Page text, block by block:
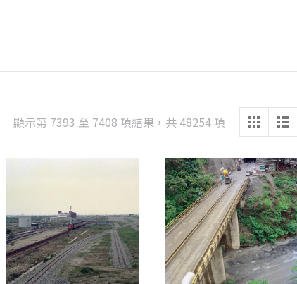
顯示第 7393 至 7408 項結果，共 48254 項 Sorted
latest